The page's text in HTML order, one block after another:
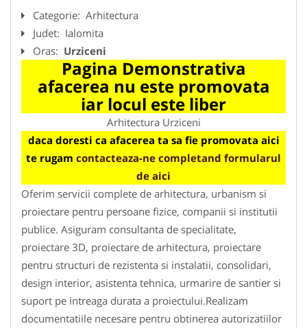
Categorie: Arhitectura
Judet: Ialomita
Oras: Urziceni
Pagina Demonstrativa
afacerea nu este promovata
iar locul este liber
Arhitectura Urziceni
daca doresti ca afacerea ta sa fie promovata aici
te rugam contacteaza-ne completand formularul
de aici
Oferim servicii complete de arhitectura, urbanism si
proiectare pentru persoane fizice, companii si institutii
publice. Asiguram consultanta de specialitate,
proiectare 3D, proiectare de arhitectura, proiectare
pentru structuri de rezistenta si instalatii, consolidari,
design interior, asistenta tehnica, urmarire de santier si
suport pe intreaga durata a proiectului.Realizam
documentatiile necesare pentru obtinerea autorizatiilor